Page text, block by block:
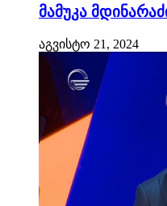
მამუკა
აგვისტო 21, 2024